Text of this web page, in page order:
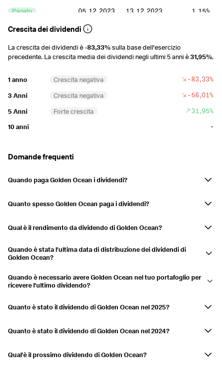
Pagato
05.12.2023 13.12.2023
1,15%
Pagato
08.09.2023
Pagato
27.02.2023 09.03.2023 1,98%
2022
21,76%
Pagato
25.11.2022
3,97%
Pagato
06.09.2022
6,87%
Pagato
Pagato
08.12.2021 16.12.2021
9,89%
Pagato
05.03.2020 19.03.2020 1,6%
Pagato
02.12.2019
Pagato
29.08.2019 12.09.2019
1,74%
2018 7,48%
Domande frequenti
Quando paga Golden Ocean i dividendi?
Quanto spesso Golden Ocean paga i dividendi?
Qual è il rendimento da dividendo di Golden Ocean?
Quando è stata l'ultima data di distribuzione dei dividendi di
Golden Ocean?
Quando è necessario avere Golden Ocean nel tuo portafoglio per
ricevere l'ultimo dividendo?
distribuzione.
Quanto è stato il dividendo di Golden Ocean nel 2025?
Quanto è stato il dividendo di Golden Ocean nel 2024?
Qual'è il prossimo dividendo di Golden Ocean?
Crescita dei dividendi
La crescita dei dividendi è-83,33%sulla base dell'esercizio
precedente. La crescita media dei dividendi negli ultimi 5 anni è31,95%.
1 anno Crescita negativa -83,33%
3 Anni Crescita negativa -56,01%
5 Anni Forte crescita
31,95%
10 anni
-